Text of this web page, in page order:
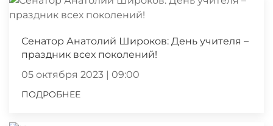
Сенатор Анатолий Широков: День учителя –
праздник всех поколений!
05 октября 2023 | 09:00
ПОДРОБНЕЕ